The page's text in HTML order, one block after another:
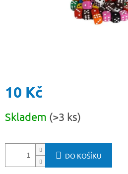
10 Kč
cena:
Skladem (>3 ks)
DO KOŠÍKU